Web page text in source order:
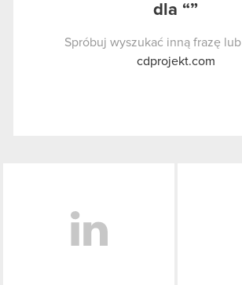
dla “”
Spróbuj wyszukać inną frazę lub
cdprojekt.com